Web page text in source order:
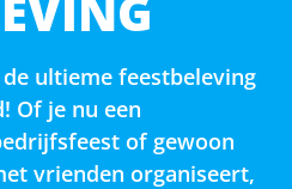
ultieme feestbeleving
Of je nu een
of gewoon
vrienden organiseert,